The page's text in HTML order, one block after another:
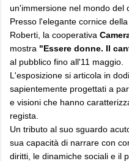
un'immersione nel mondo del
Presso l'elegante cornice
Roberti, la cooperativa
mostra "Essere donne. Il
al pubblico fino all'11 maggio.
L'esposizione si articola in
sapientemente progettati a
e visioni che hanno
regista.
Un tributo al suo sguardo
sua capacità di narrare con
diritti, le dinamiche sociali e il